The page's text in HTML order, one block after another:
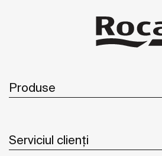
Produse
Serviciul clienți